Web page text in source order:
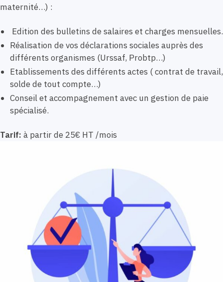
maternité…) :
Edition des bulletins de salaires et charges mensuelles.
Réalisation de vos déclarations sociales auprès des
différents organismes (Urssaf, Probtp…)
Etablissements des différents actes ( contrat de travail,
solde de tout compte…)
Conseil et accompagnement avec un gestion de paie
spécialisé.
Tarif: à partir de 25€ HT /mois